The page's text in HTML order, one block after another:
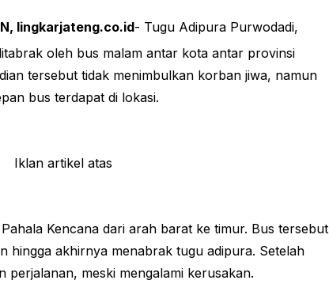
lingkarjateng.co.id- Tugu Adipura Purwodadi,
oleh bus malam antar kota antar provinsi
tersebut tidak menimbulkan korban jiwa, namun
bus terdapat di lokasi.
Kencana dari arah barat ke timur. Bus tersebut
hingga akhirnya menabrak tugu adipura. Setelah
meski mengalami kerusakan.